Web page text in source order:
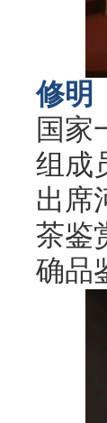
修明
国家
组成
出席
茶鉴
确品